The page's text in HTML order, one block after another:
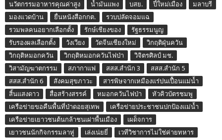
นวัตกรรมอาหารคุณค่าสูง
น้ำมันแพง บสย. ปี๋ใหม่เมือง
มลาบรี
มองแวดบ้าน
ยื่นหนังสือกกต.
รวบปลัดจอมแฉ
รวมพลคนอยากเลือกตั้ง
รักษ์เชียงของ
รัฐธรรมนูญ
รับรองผลเลือกตั้ง
วังเวียง วัดจีนเชียงใหม่
วิกฤติฝุ่นควัน
วิกฤติหมอกควัน
วิกฤติหมอกควันไฟป่า
วิจิตรศิลป์ มช.
วิสามัญฆาตกรรม
สภากาแฟ สสส.สำนัก 3
สสส.สำนัก 5
สสส.สำนัก 6
สังคมสุขภาวะ
สารพิษจากเหมืองแร่ปนเปื้อนแม่น้ำ
สิ้นแสงดาว
สื่อสร้างสรรค์ หมอกควันไฟป่า
หัวคิวบัตรชมพู
เครือข่ายขอคืนพื้นที่ป่าดอยสุเทพ
เครือข่ายประชาชนปกป้องแม่น้ำ
เครือข่ายเยาวชนต้นกล้าชนเผ่าพื้นเมือง
เผด็จการ
เยาวชนนักกิจกรรมลาหู่
เล่งเน่ยยี่ เวทีวิชาการไม่ใช่ค่ายทหาร